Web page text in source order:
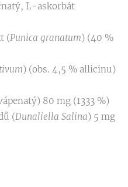
L-askorbát
(Punica granatum) (40 %
) (obs. 4,5 % allicinu)
80 mg (1333 %)
(Dunaliella Salina) 5 mg